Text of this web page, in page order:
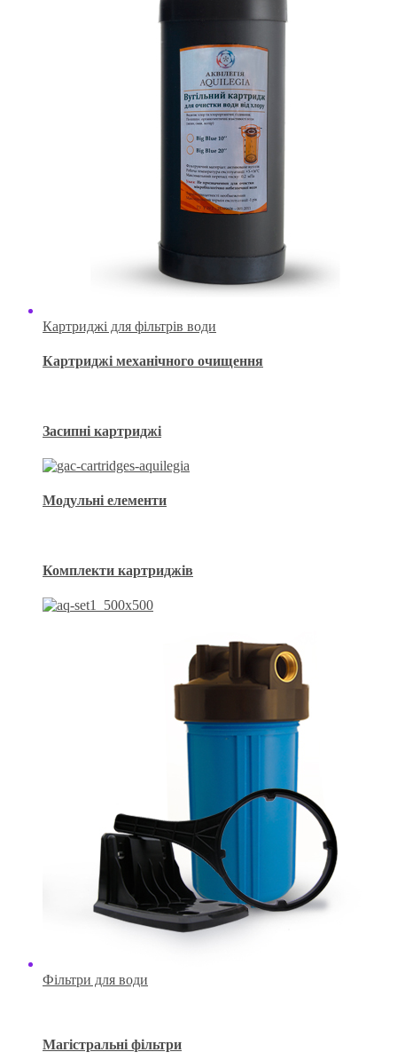
Картриджі для фільтрів води
Картриджі механічного очищення
Засипні картриджі
Модульні елементи
Комплекти картриджів
Фільтри для води
Магістральні фільтри